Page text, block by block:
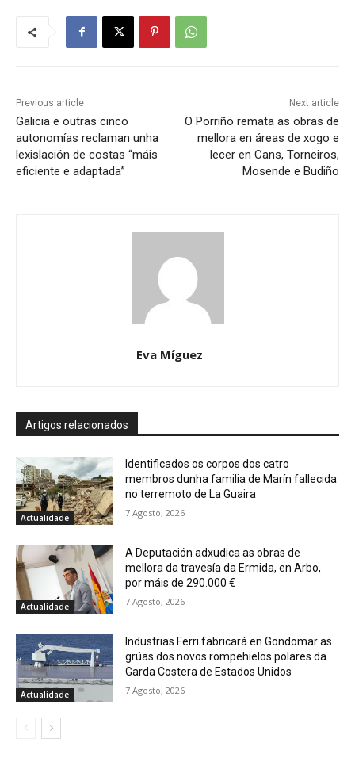
Previous article
Galicia e outras cinco
autonomías reclaman unha
lexislación de costas “máis
eficiente e adaptada”
Next article
O Porriño remata as obras de
mellora en áreas de xogo e
lecer en Cans, Torneiros,
Mosende e Budiño
Eva Míguez
Artigos relacionados
Actualidade
Identificados os corpos dos catro
membros dunha familia de Marín fallecida
no terremoto de La Guaira
7 Agosto, 2026
Actualidade
A Deputación adxudica as obras de
mellora da travesía da Ermida, en Arbo,
por máis de 290.000 €
7 Agosto, 2026
Actualidade
Industrias Ferri fabricará en Gondomar as
grúas dos novos rompehielos polares da
Garda Costera de Estados Unidos
7 Agosto, 2026